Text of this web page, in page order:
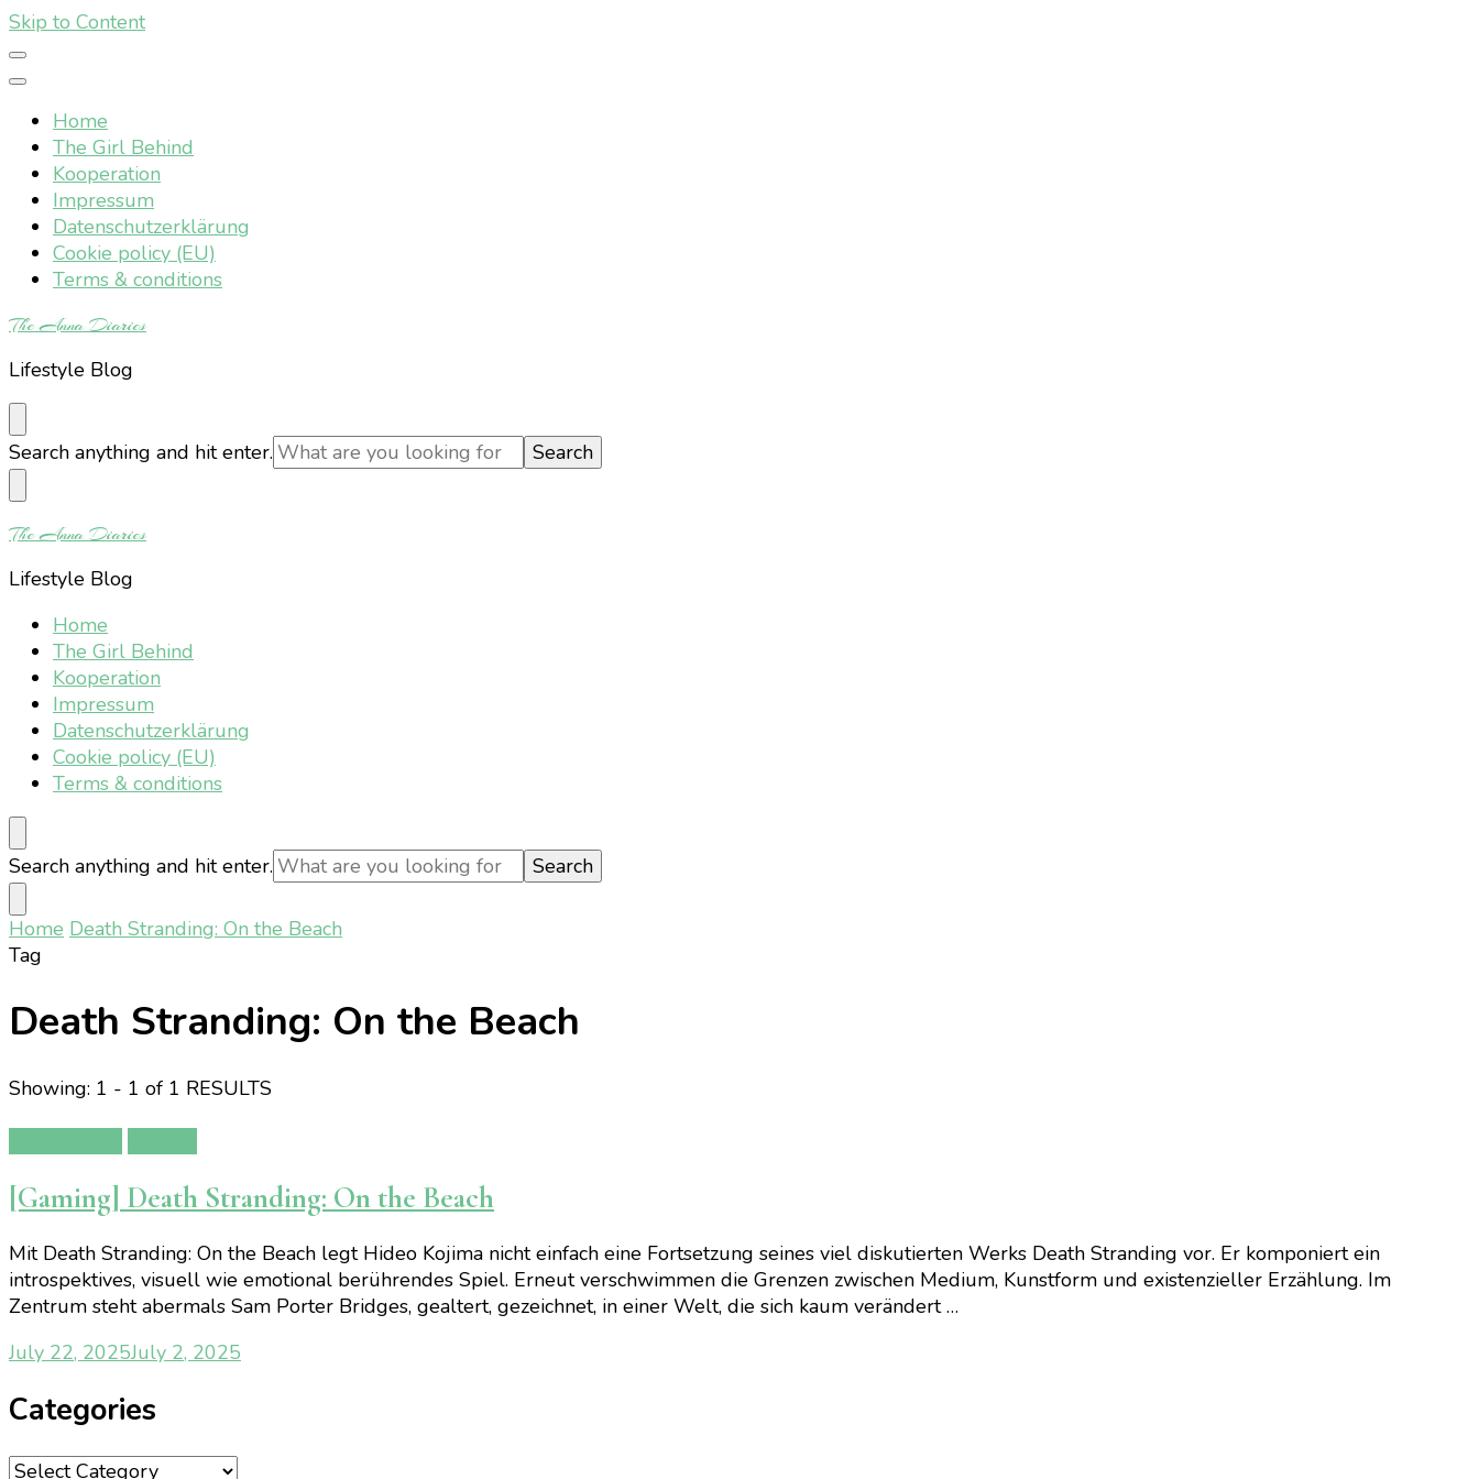
Skip to Content
Home
The Girl Behind
Kooperation
Impressum
Datenschutzerklärung
Cookie policy (EU)
Terms & conditions
The Anna Diaries
Lifestyle Blog
Looking
for
Something?
Search anything and hit enter.
The Anna Diaries
Lifestyle Blog
Home
The Girl Behind
Kooperation
Impressum
Datenschutzerklärung
Cookie policy (EU)
Terms & conditions
Looking
for
Something?
Search anything and hit enter.
Home Death Stranding: On the Beach
Tag
Death Stranding: On the Beach
Showing: 1 - 1 of 1 RESULTS
[Gaming] Death Stranding: On the Beach
Mit Death Stranding: On the Beach legt Hideo Kojima nicht einfach eine Fortsetzung seines viel diskutierten Werks Death Stranding vor. Er komponiert ein
introspektives, visuell wie emotional berührendes Spiel. Erneut verschwimmen die Grenzen zwischen Medium, Kunstform und existenzieller Erzählung. Im
Zentrum steht abermals Sam Porter Bridges, gealtert, gezeichnet, in einer Welt, die sich kaum verändert …
July 22, 2025July 2, 2025
Categories
Categories